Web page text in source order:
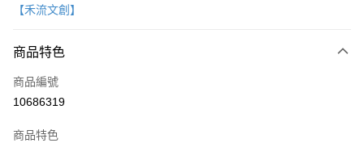
Apple Pay
大哥付你分期
相關說明
1.本服務由台灣大哥大提供，台灣大哥大用戶可立即使用無須另外申請。
AFTEE先享後付
【禾流文創】
商品特色
商品編號
10686319
商品特色